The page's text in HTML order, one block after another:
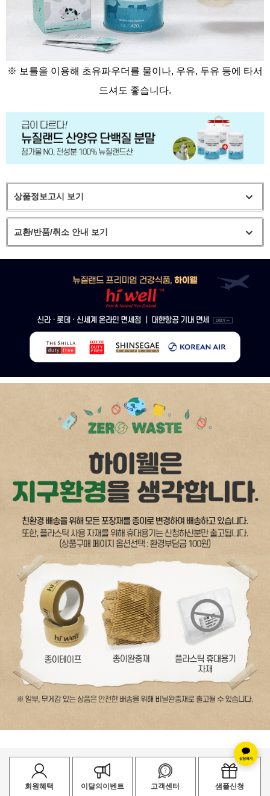
※ 보틀을 이용해 초유파우더를 물이나, 우유, 두유 등에 타서
드셔도 좋습니다.
상품정보고시 보기
교환/반품/취소 안내 보기
회원혜택 이달의이벤트 고객센터 샘플신청